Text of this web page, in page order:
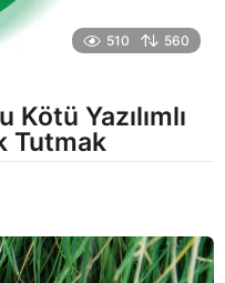
510 560
Yazılımlı
Tutmak